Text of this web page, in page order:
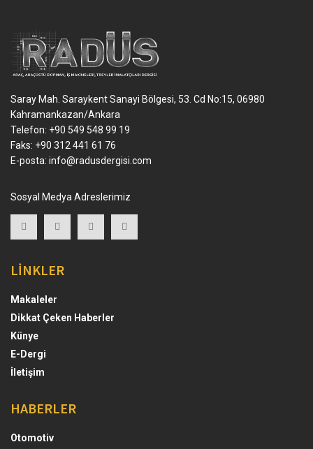
Saray Mah. Saraykent Sanayi Bölgesi, 53. Cd No:15, 06980
Kahramankazan/Ankara
Telefon: +90 549 548 99 19
Faks: +90 312 441 61 76
E-posta: info@radusdergisi.com
Sosyal Medya Adreslerimiz
LİNKLER
Makaleler
Dikkat Çeken Haberler
Künye
E-Dergi
İletişim
HABERLER
Otomotiv